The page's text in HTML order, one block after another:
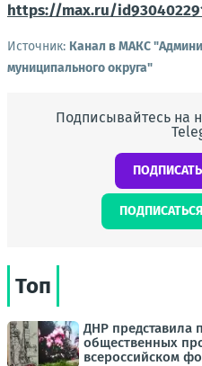
https://max.ru/
Источник: Канал в МАКС
муниципального округа"
Подписывайтесь на
ПОДПИСАТЬСЯ
Топ
ДНР представила
общественных
всероссийском